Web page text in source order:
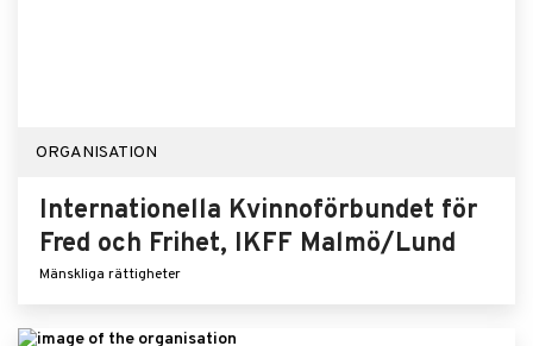
ORGANISATION
Internationella Kvinnoförbundet för
Fred och Frihet, IKFF Malmö/Lund
Mänskliga rättigheter